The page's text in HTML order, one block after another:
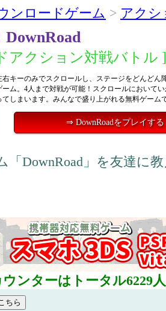
ンロードゲーム > アクシ
アクション対戦バトル ]
右キーのみでスクロールし、ステージをどんどん
ーム。4人まで対戦が可能！スクロールにおいて
てしまいます。みんなで盛り上がれる無料ゲーム
⇒ DownRoadをプレイする
「DownRoad」を友達に
ンターはトータル6229